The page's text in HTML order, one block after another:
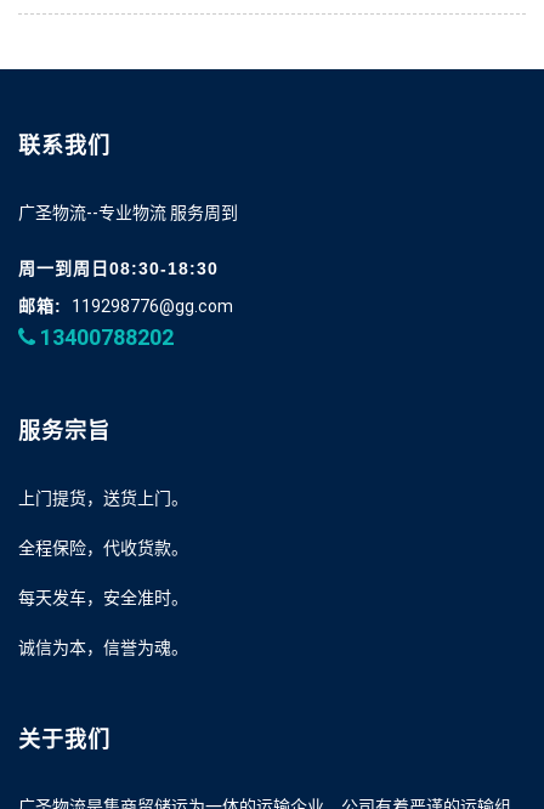
联系我们
广圣物流--专业物流 服务周到
周一到周日08:30-18:30
邮箱:
119298776@gg.com
13400788202
服务宗旨
上门提货，送货上门。
全程保险，代收货款。
每天发车，安全准时。
诚信为本，信誉为魂。
关于我们